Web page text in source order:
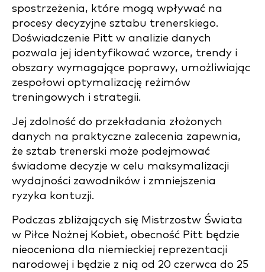
spostrzeżenia, które mogą wpływać na
procesy decyzyjne sztabu trenerskiego.
Doświadczenie Pitt w analizie danych
pozwala jej identyfikować wzorce, trendy i
obszary wymagające poprawy, umożliwiając
zespołowi optymalizację reżimów
treningowych i strategii.
Jej zdolność do przekładania złożonych
danych na praktyczne zalecenia zapewnia,
że sztab trenerski może podejmować
świadome decyzje w celu maksymalizacji
wydajności zawodników i zmniejszenia
ryzyka kontuzji.
Podczas zbliżających się Mistrzostw Świata
w Piłce Nożnej Kobiet, obecność Pitt będzie
nieoceniona dla niemieckiej reprezentacji
narodowej i będzie z nią od 20 czerwca do 25